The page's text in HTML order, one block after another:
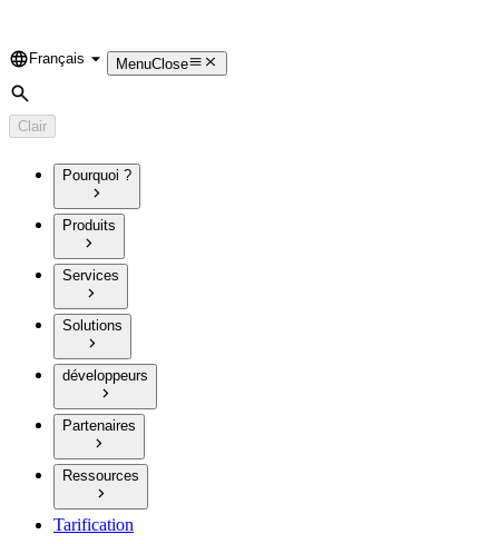
Language
Français MenuClose
Rechercher
Clair
Pourquoi ?
Produits
Services
Solutions
développeurs
Partenaires
Ressources
Tarification